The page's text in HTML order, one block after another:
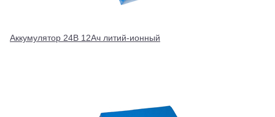
Аккумулятор 24В 12Ач литий-ионный